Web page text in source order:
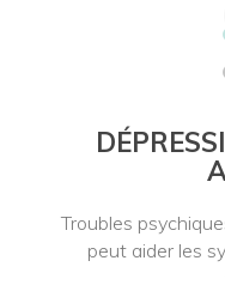
Troubles
peut aider les